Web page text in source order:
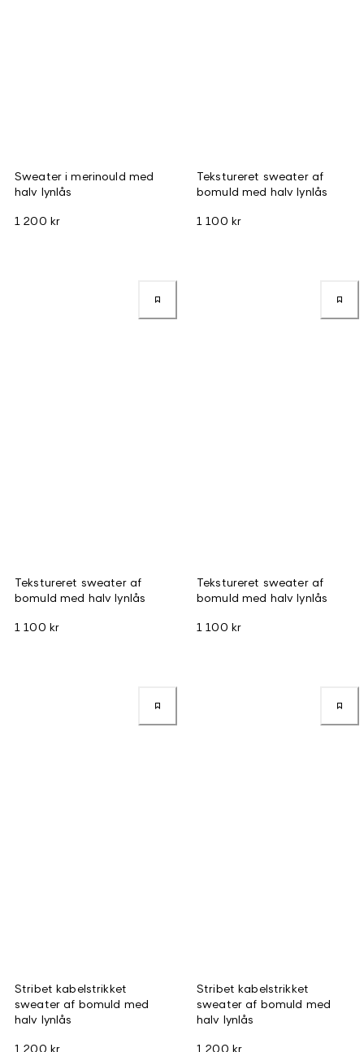
Sweater i merinould med
halv lynlås
1 200 kr
Tekstureret sweater af
bomuld med halv lynlås
1 100 kr
Tekstureret sweater af
bomuld med halv lynlås
1 100 kr
Tekstureret sweater af
bomuld med halv lynlås
1 100 kr
Stribet kabelstrikket
sweater af bomuld med
halv lynlås
1 200 kr
Stribet kabelstrikket
sweater af bomuld med
halv lynlås
1 200 kr